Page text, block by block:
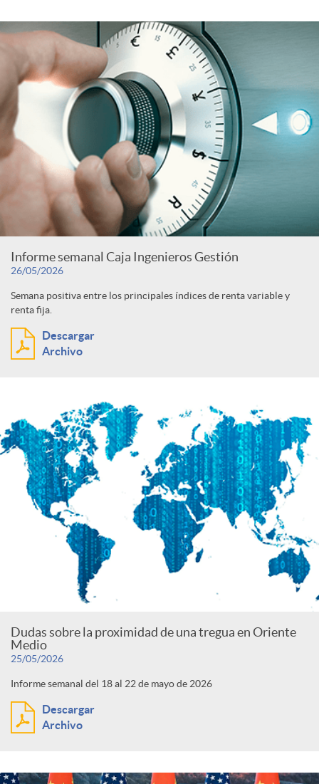
Informe semanal Caja Ingenieros Gestión
26/05/2026
Semana positiva entre los principales índices de renta variable y
renta fija.
Descargar
Archivo
Dudas sobre la proximidad de una tregua en Oriente
Medio
25/05/2026
Informe semanal del 18 al 22 de mayo de 2026
Descargar
Archivo